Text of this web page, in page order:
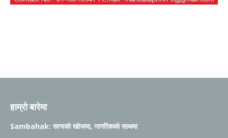
हाम्रो बारेमा
Sambahak: सत्यको खोजमा, नागरिकको साथमा